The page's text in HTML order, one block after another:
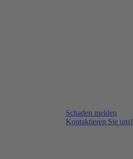
Schaden melden
Kontaktieren Sie uns!